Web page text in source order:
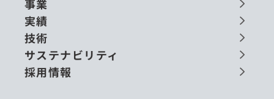
事業
実績
技術
サステナビリティ
採用情報